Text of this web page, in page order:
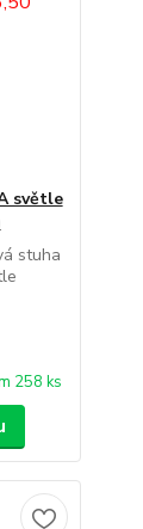
světle
stuha
258 ks